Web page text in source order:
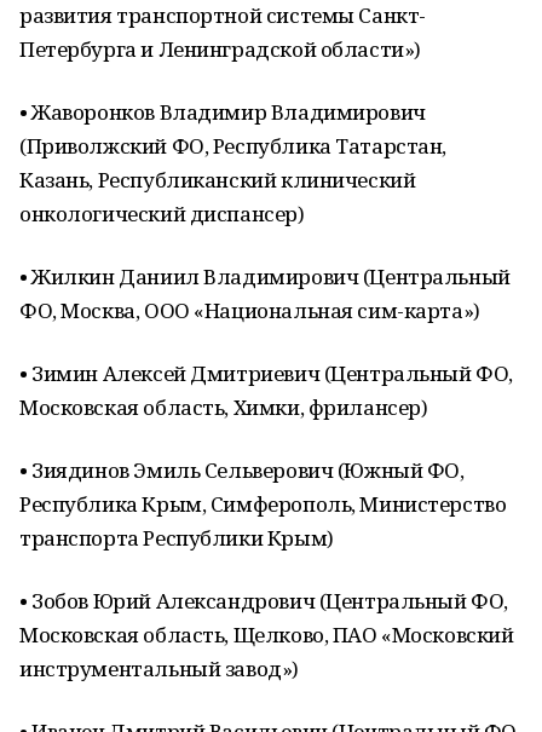
развития транспортной системы Санкт-
Петербурга и Ленинградской области»)
• Жаворонков Владимир Владимирович
(Приволжский ФО, Республика Татарстан,
Казань, Республиканский клинический
онкологический диспансер)
• Жилкин Даниил Владимирович (Центральный
ФО, Москва, ООО «Национальная сим-карта»)
• Зимин Алексей Дмитриевич (Центральный ФО,
Московская область, Химки, фрилансер)
• Зиядинов Эмиль Сельверович (Южный ФО,
Республика Крым, Симферополь, Министерство
транспорта Республики Крым)
• Зобов Юрий Александрович (Центральный ФО,
Московская область, Щелково, ПАО «Московский
инструментальный завод»)